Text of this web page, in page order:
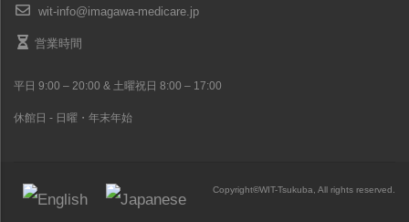
wit-info@imagawa-medicare.jp
営業時間
平日 9:00 – 20:00 & 土曜祝日 8:00 – 17:00
休館日 - 日曜・年末年始
Copyright©WIT-Tsukuba, All rights reserved.